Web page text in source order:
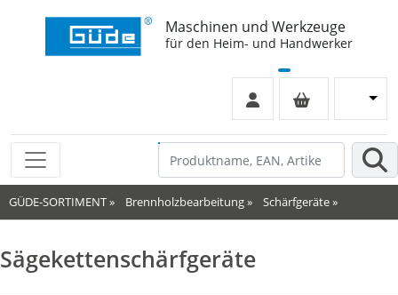
Maschinen und Werkzeuge
für den Heim- und Handwerker
GÜDE-SORTIMENT» Brennholzbearbeitung» Schärfgeräte»
Sägekettenschärfgeräte